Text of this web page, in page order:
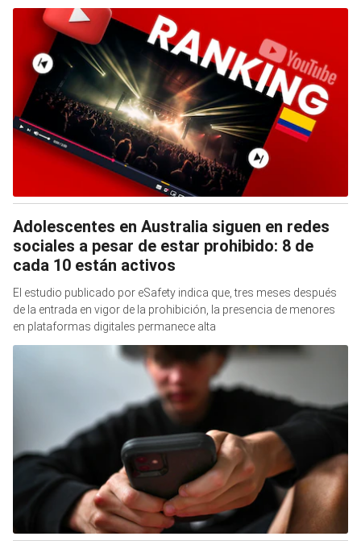
Adolescentes en Australia siguen en redes
sociales a pesar de estar prohibido: 8 de
cada 10 están activos
El estudio publicado por eSafety indica que, tres meses después
de la entrada en vigor de la prohibición, la presencia de menores
en plataformas digitales permanece alta